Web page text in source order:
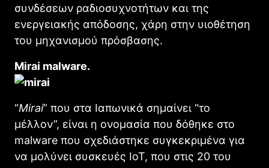
συνδέσεων ραδιοσυχνοτήτων και της
ενεργειακής απόδοσης, χάρη στην υιοθέτηση
του μηχανισμού πρόσβασης.
Mirai malware.
“Mirai” που στα Ιαπωνικά σημαίνει “το
μέλλον”, είναι η ονομασία που δόθηκε στο
malware που σχεδιάστηκε συγκεκριμένα για
να μολύνει συσκευές IoT, που στις 20 του